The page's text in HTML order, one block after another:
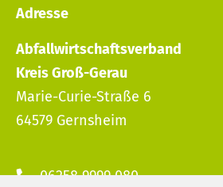
Adresse
Abfallwirtschaftsverband
Kreis Groß-Gerau
Marie-Curie-Straße 6
64579 Gernsheim
06258 9999 080